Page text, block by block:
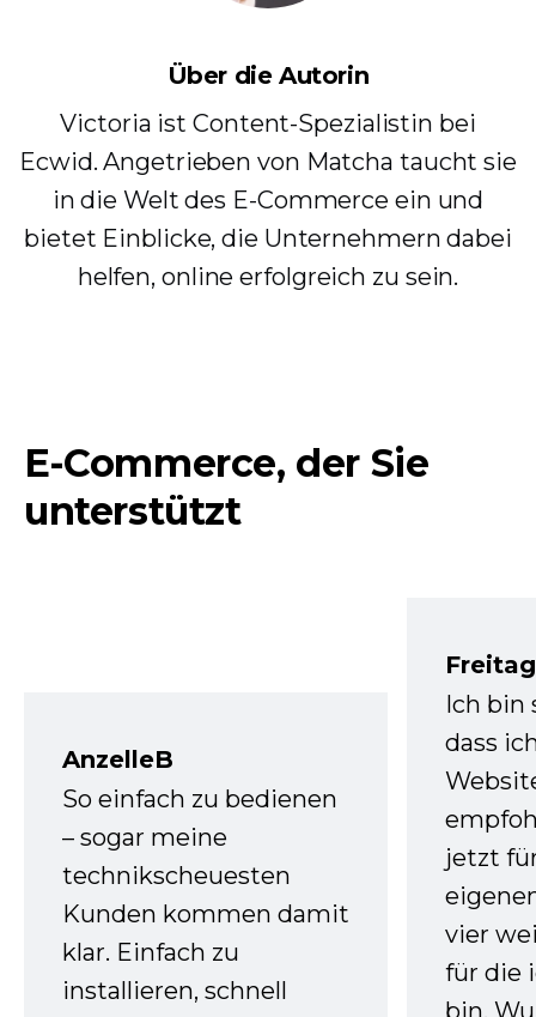
Über die Autorin
Victoria ist Content-Spezialistin bei
Ecwid. Angetrieben von Matcha taucht sie
in die Welt des E-Commerce ein und
bietet Einblicke, die Unternehmern dabei
helfen, online erfolgreich zu sein.
E-Commerce, der Sie
unterstützt
AnzelleB
So einfach zu bedienen
– sogar meine
technikscheuesten
Kunden kommen damit
klar. Einfach zu
installieren, schnell
Ich bin
dass
jetzt
vier
für die
bin.